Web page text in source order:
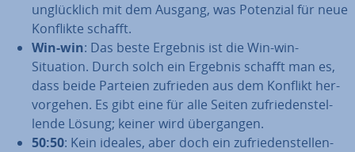
un­glück­lich mit dem Ausgang, was Potenzial für neue
Konflikte schafft.
Win-win: Das beste Ergebnis ist die Win-win-
Situation. Durch solch ein Ergebnis schafft man es,
dass beide Parteien zufrieden aus dem Konflikt her­
vor­ge­hen. Es gibt eine für alle Seiten zu­frie­den­stel­
len­de Lösung; keiner wird über­gan­gen.
50:50: Kein ideales, aber doch ein zu­frie­den­stel­len­